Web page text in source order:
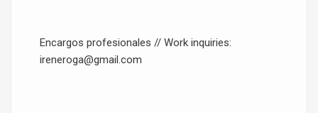
Encargos profesionales // Work inquiries:
ireneroga@gmail.com